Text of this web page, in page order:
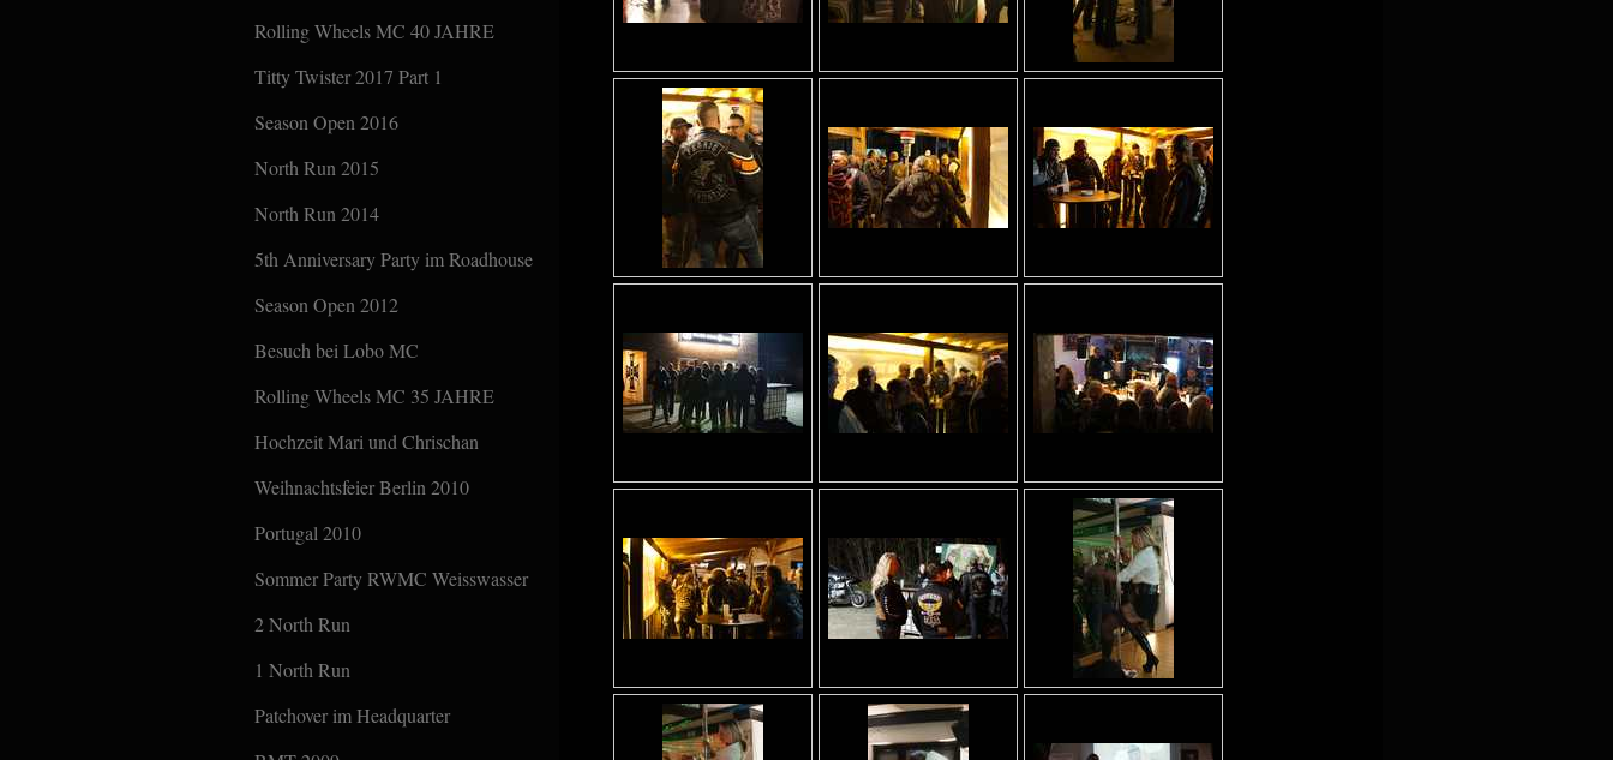
Rolling Wheels MC 40 JAHRE
Titty Twister 2017 Part 1
Season Open 2016
North Run 2015
North Run 2014
5th Anniversary Party im Roadhouse
Season Open 2012
Besuch bei Lobo MC
Rolling Wheels MC 35 JAHRE
Hochzeit Mari und Chrischan
Weihnachtsfeier Berlin 2010
Portugal 2010
Sommer Party RWMC Weisswasser
2 North Run
1 North Run
Patchover im Headquarter